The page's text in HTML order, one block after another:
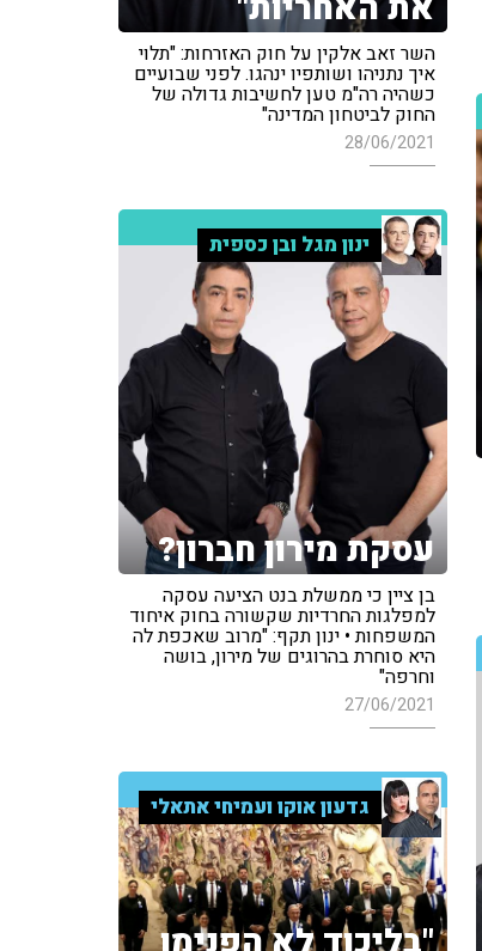
השר זאב אלקין על חוק האזרחות: "תלוי
איך נתניהו ושותפיו ינהגו. לפני שבועיים
כשהיה רה"מ טען לחשיבות גדולה של
החוק לביטחון המדינה"
28/06/2021
ינון מגל ובן כספית
עסקת מירון חברון?
בן ציין כי ממשלת בנט הציעה עסקה
למפלגות החרדיות שקשורה בחוק איחוד
המשפחות • ינון תקף: "מרוב שאכפת לה
היא סוחרת בהרוגים של מירון, בושה
וחרפה"
27/06/2021
גדעון אוקו ועמיחי אתאלי